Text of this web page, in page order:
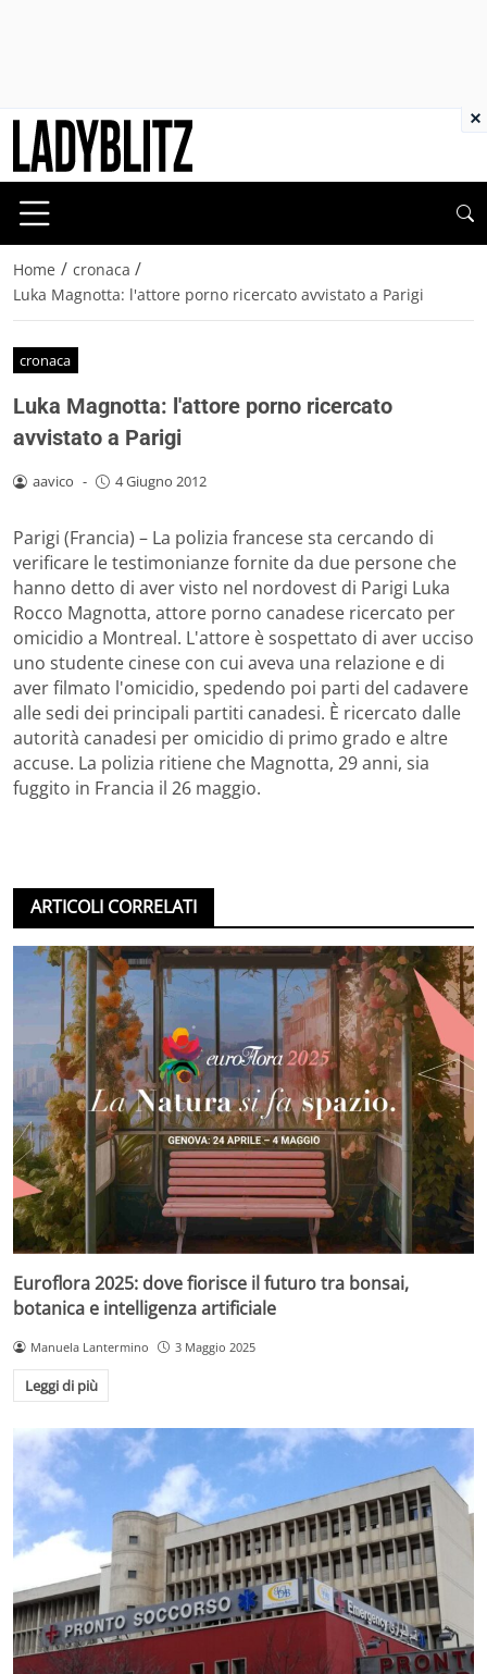
Home / cronaca /
Luka Magnotta: l'attore porno ricercato avvistato a Parigi
cronaca
Luka Magnotta: l'attore porno ricercato
avvistato a Parigi
aavico - 4 Giugno 2012
Parigi (Francia) – La polizia francese sta cercando di
verificare le testimonianze fornite da due persone che
hanno detto di aver visto nel nordovest di Parigi Luka
Rocco Magnotta, attore porno canadese ricercato per
omicidio a Montreal. L'attore è sospettato di aver ucciso
uno studente cinese con cui aveva una relazione e di
aver filmato l'omicidio, spedendo poi parti del cadavere
alle sedi dei principali partiti canadesi. È ricercato dalle
autorità canadesi per omicidio di primo grado e altre
accuse. La polizia ritiene che Magnotta, 29 anni, sia
fuggito in Francia il 26 maggio.
ARTICOLI CORRELATI
Euroflora 2025: dove fiorisce il futuro tra bonsai,
botanica e intelligenza artificiale
Manuela Lantermino 3 Maggio 2025
Leggi di più
×